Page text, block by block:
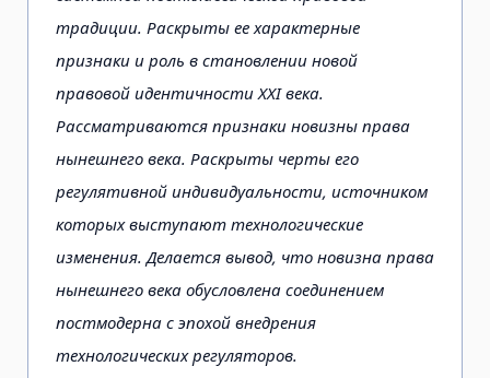
традиции. Раскрыты ее характерные
признаки и роль в становлении новой
правовой идентичности ХХI века.
Рассматриваются признаки новизны права
нынешнего века. Раскрыты черты его
регулятивной индивидуальности, источником
которых выступают технологические
изменения. Делается вывод, что новизна права
нынешнего века обусловлена соединением
постмодерна с эпохой внедрения
технологических регуляторов.